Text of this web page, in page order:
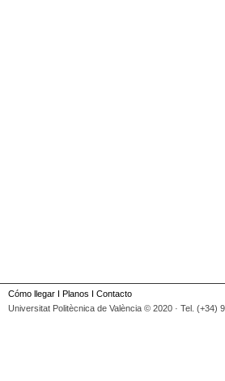
Cómo llegar I Planos I Contacto
Universitat Politècnica de València © 2020 · Tel. (+34)